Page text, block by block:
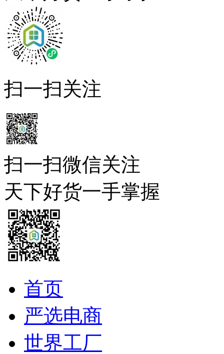
扫一扫关注
扫一扫微信关注
天下好货一手掌握
首页
严选电商
世界工厂